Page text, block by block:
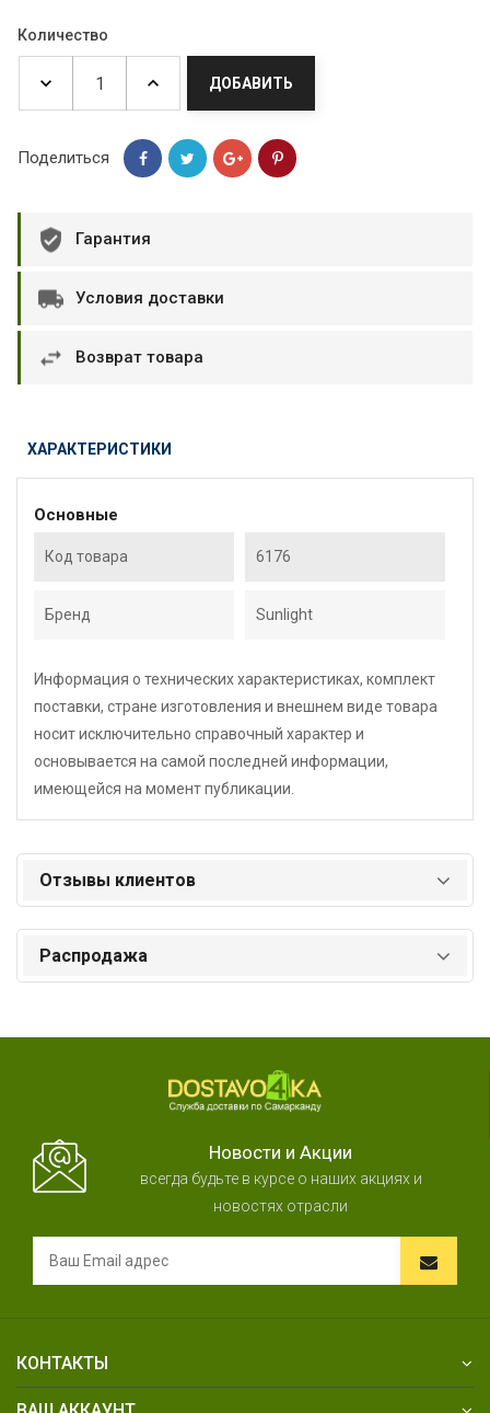
Количество
ДОБАВИТЬ
Поделиться
Гарантия
Условия доставки
Возврат товара
ХАРАКТЕРИСТИКИ
Основные
Код товара 6176
Бренд Sunlight
Информация о технических характеристиках, комплект
поставки, стране изготовления и внешнем виде товара
носит исключительно справочный характер и
основывается на самой последней информации,
имеющейся на момент публикации.
Отзывы клиентов
Распродажа
Новости и Акции
всегда будьте в курсе о наших акциях и
новостях отрасли
КОНТАКТЫ